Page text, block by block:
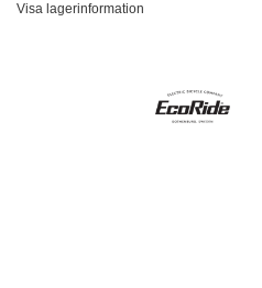
Visa lagerinformation